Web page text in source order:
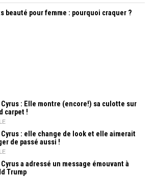
beauté pour femme : pourquoi craquer ?
Cyrus : Elle montre (encore!) sa culotte sur
carpet !
Cyrus : elle change de look et elle aimerait
de passé aussi !
Cyrus a adressé un message émouvant à
Trump